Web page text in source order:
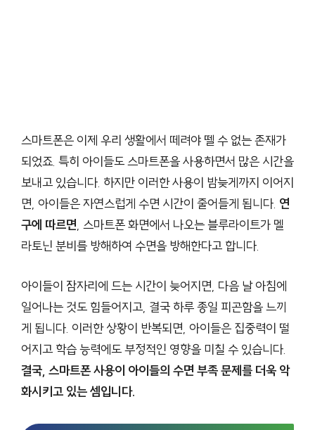
스마트폰은 이제 우리 생활에서 떼려야 뗄 수 없는 존재가
되었죠. 특히 아이들도 스마트폰을 사용하면서 많은 시간을
보내고 있습니다. 하지만 이러한 사용이 밤늦게까지 이어지
면, 아이들은 자연스럽게 수면 시간이 줄어들게 됩니다. 연
구에 따르면, 스마트폰 화면에서 나오는 블루라이트가 멜
라토닌 분비를 방해하여 수면을 방해한다고 합니다.
아이들이 잠자리에 드는 시간이 늦어지면, 다음 날 아침에
일어나는 것도 힘들어지고, 결국 하루 종일 피곤함을 느끼
게 됩니다. 이러한 상황이 반복되면, 아이들은 집중력이 떨
어지고 학습 능력에도 부정적인 영향을 미칠 수 있습니다.
결국, 스마트폰 사용이 아이들의 수면 부족 문제를 더욱 악
화시키고 있는 셈입니다.